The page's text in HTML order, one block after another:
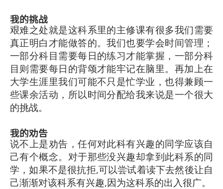
我的挑战
艰难之处就是这科系里的主修课有很多我们需要
真正明白才能做答的。我们也要学会时间管理；
一部分科目需要每日的练习才能掌握，一部分科
目则需要每日的背颂才能牢记在脑里。再加上在
大学生涯里我们可能不只是忙学业，也得兼顾一
些课余活动，所以时间分配给我来说是一个很大
的挑战。
我的劝告
说不上是劝告，任何对此科有兴趣的同学应该自
己有个概念。对于那些没兴趣却拿到此科系的同
学，如果不是很抗拒,可以尝试着读下去然後让自
己渐渐对该科系有兴趣,因为这科系的出入很广。